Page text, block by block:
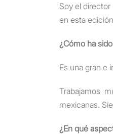
Soy el
en esta
¿Cómo ha
Es una gran e
Trabajamos
mexicanas.
¿En qué